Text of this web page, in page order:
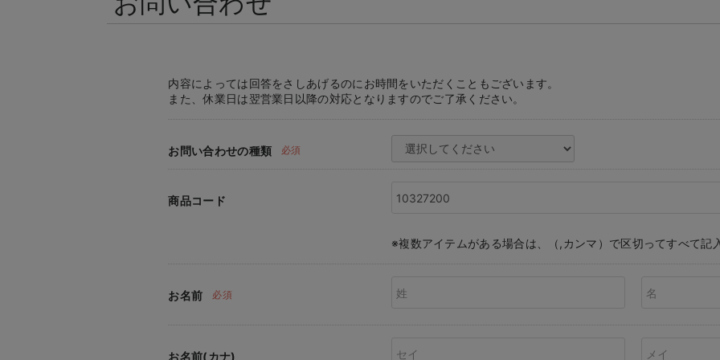
内容によっては回答をさしあげるのにお時間をいただくこともございます。
また、休業日は翌営業日以降の対応となりますのでご了承ください。
お問い合わせの種類 必須
商品コード
※複数アイテムがある場合は、（,カンマ）で区切ってすべて記
お名前 必須
お名前(カナ)